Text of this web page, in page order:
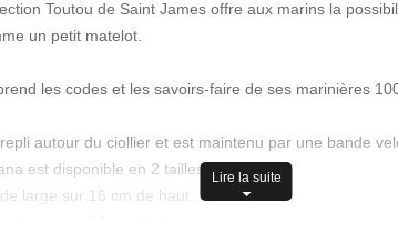
Toutou de Saint James offre aux marins la
un petit matelot.
les codes et les savoirs-faire de ses marinières
autour du ciollier et est maintenu par une bande
est disponible en 2 tailles:
large sur 16 cm de haut.
Lire la suite